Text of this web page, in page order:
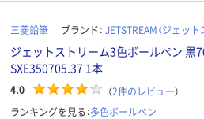
三菱鉛筆 ブランド： JETSTREAM（ジェット
ジェットストリーム3色ボールペン 黒
SXE350705.37 1本
4.0 （2件のレビュー）
ランキングを見る：多色ボールペン